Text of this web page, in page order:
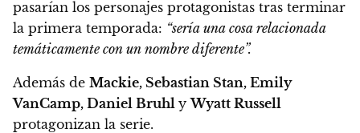
pasarían los personajes protagonistas tras terminar
la primera temporada: “sería una cosa relacionada
temáticamente con un nombre diferente”.
Además de Mackie, Sebastian Stan, Emily
VanCamp, Daniel Bruhl yWyatt Russell
protagonizan la serie.